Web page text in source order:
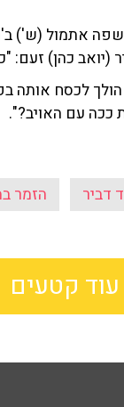
אתמול
(יואב כהן)
הולך לכסח
ככה עם האויב?".
דביר הזמר
עוד קטעים